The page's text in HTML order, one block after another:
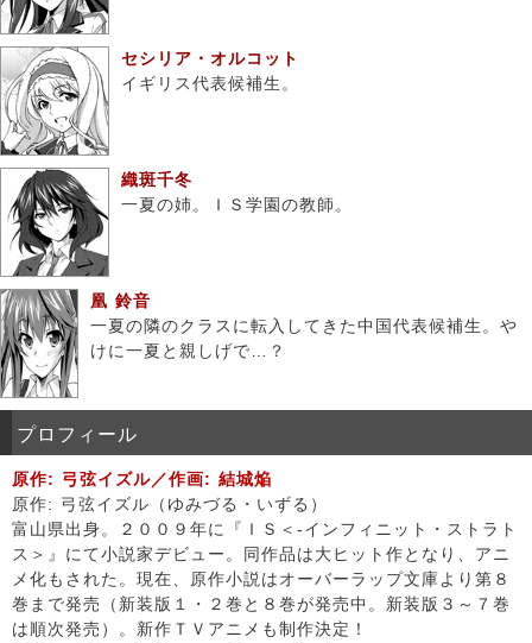
セシリア・オルコット
イギリス代表候補生。
織斑千冬
一夏の姉。ＩＳ学園の教師。
凰 鈴音
一夏の隣のクラスに転入してきた中国代表候補生。や
けに一夏と親しげで…？
プロフィール
原作: 弓弦イズル／作画: 結城焔
原作: 弓弦イズル（ゆみづる・いずる）
富山県出身。２００９年に『ＩＳ＜-インフィニット・ストラト
ス＞』にて小説家デビュー。同作品は大ヒット作となり、アニ
メ化もされた。現在、原作小説はオーバーラップ文庫より第８
巻まで発売（新装版１・２巻と８巻が発売中。新装版３～７巻
は順次発売）。新作ＴＶアニメも制作決定！